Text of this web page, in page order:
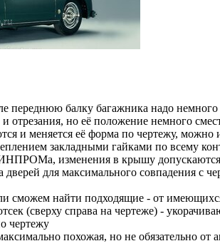
переднюю балку багажника надо
отрезания, но её положение немного
и меняется её форма по чертежу,
закладными гайками по всему
изменения в крышу
для максимального совпадения с
сможем найти подходящие - от
(сверху справа на чертеже) -
чертежу
похожая, но не обязательно от